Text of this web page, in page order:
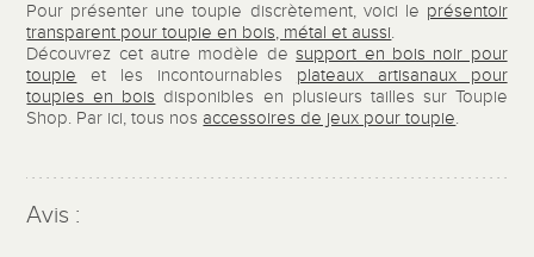
Pour présenter une toupie discrètement, voici le présentoir
transparent pour toupie en bois, métal et aussi.
Découvrez cet autre modèle desupport en bois noir pour
toupie et les incontournables plateaux artisanaux pour
toupies en bois disponibles en plusieurs tailles sur Toupie
Shop. Par ici, tous nosaccessoires de jeux pour toupie.
Avis :